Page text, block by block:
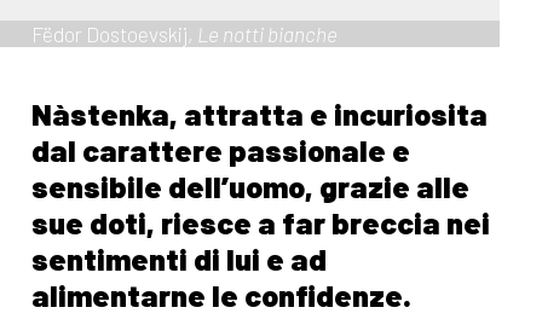
Fëdor Dostoevskij, Le notti bianche
Nàstenka, attratta e incuriosita
dal carattere passionale e
sensibile dell’uomo, grazie alle
sue doti, riesce a far breccia nei
sentimenti di lui e ad
alimentarne le confidenze.